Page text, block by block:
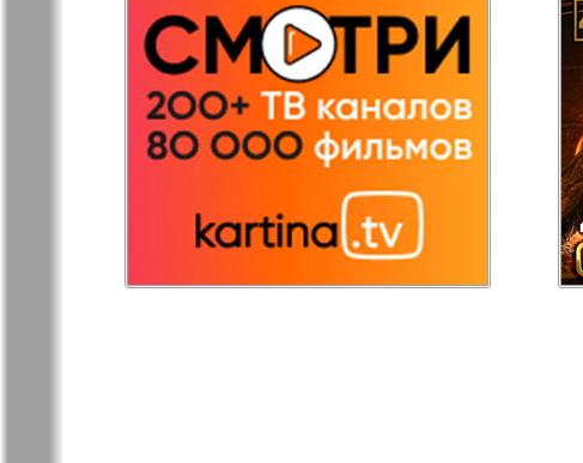
Русская Газета Русская
Светлана в
Свой дом
Товары и услуги Толстяк